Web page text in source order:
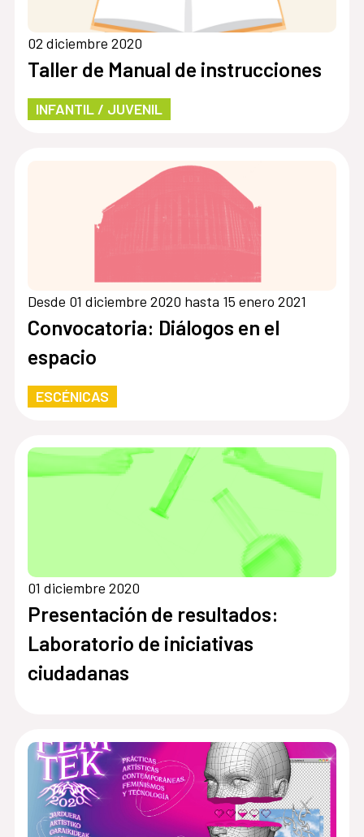
02 diciembre 2020
Taller de Manual de instrucciones
INFANTIL / JUVENIL
Desde 01 diciembre 2020 hasta 15 enero 2021
Convocatoria: Diálogos en el
espacio
ESCÉNICAS
01 diciembre 2020
Presentación de resultados:
Laboratorio de iniciativas
ciudadanas